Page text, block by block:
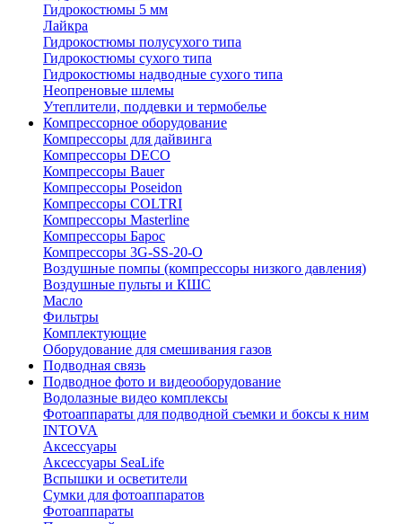
Гидрокостюмы 5 мм
Лайкра
Гидрокостюмы полусухого типа
Гидрокостюмы сухого типа
Гидрокостюмы надводные сухого типа
Неопреновые шлемы
Утеплители, поддевки и термобелье
Компрессорное оборудование
Компрессоры для дайвинга
Компрессоры DECO
Компрессоры Bauer
Компрессоры Poseidon
Компрессоры COLTRI
Компрессоры Masterline
Компрессоры Барос
Компрессоры 3G-SS-20-O
Воздушные помпы (компрессоры низкого давления)
Воздушные пульты и КШС
Масло
Фильтры
Комплектующие
Оборудование для смешивания газов
Подводная связь
Подводное фото и видеооборудование
Водолазные видео комплексы
Фотоаппараты для подводной съемки и боксы к ним
INTOVA
Аксессуары
Аксессуары SeaLife
Вспышки и осветители
Сумки для фотоаппаратов
Фотоаппараты